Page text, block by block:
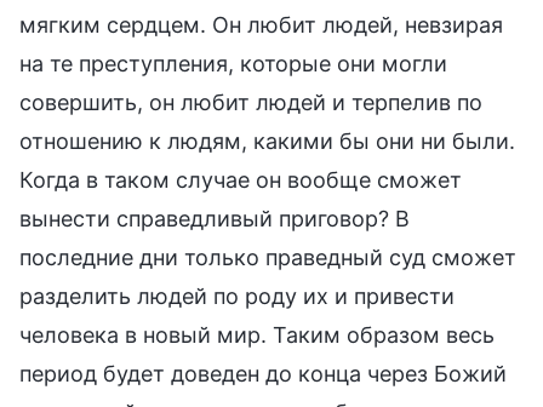
мягким сердцем. Он любит людей, невзирая
на те преступления, которые они могли
совершить, он любит людей и терпелив по
отношению к людям, какими бы они ни были.
Когда в таком случае он вообще сможет
вынести справедливый приговор? В
последние дни только праведный суд сможет
разделить людей по роду их и привести
человека в новый мир. Таким образом весь
период будет доведен до конца через Божий